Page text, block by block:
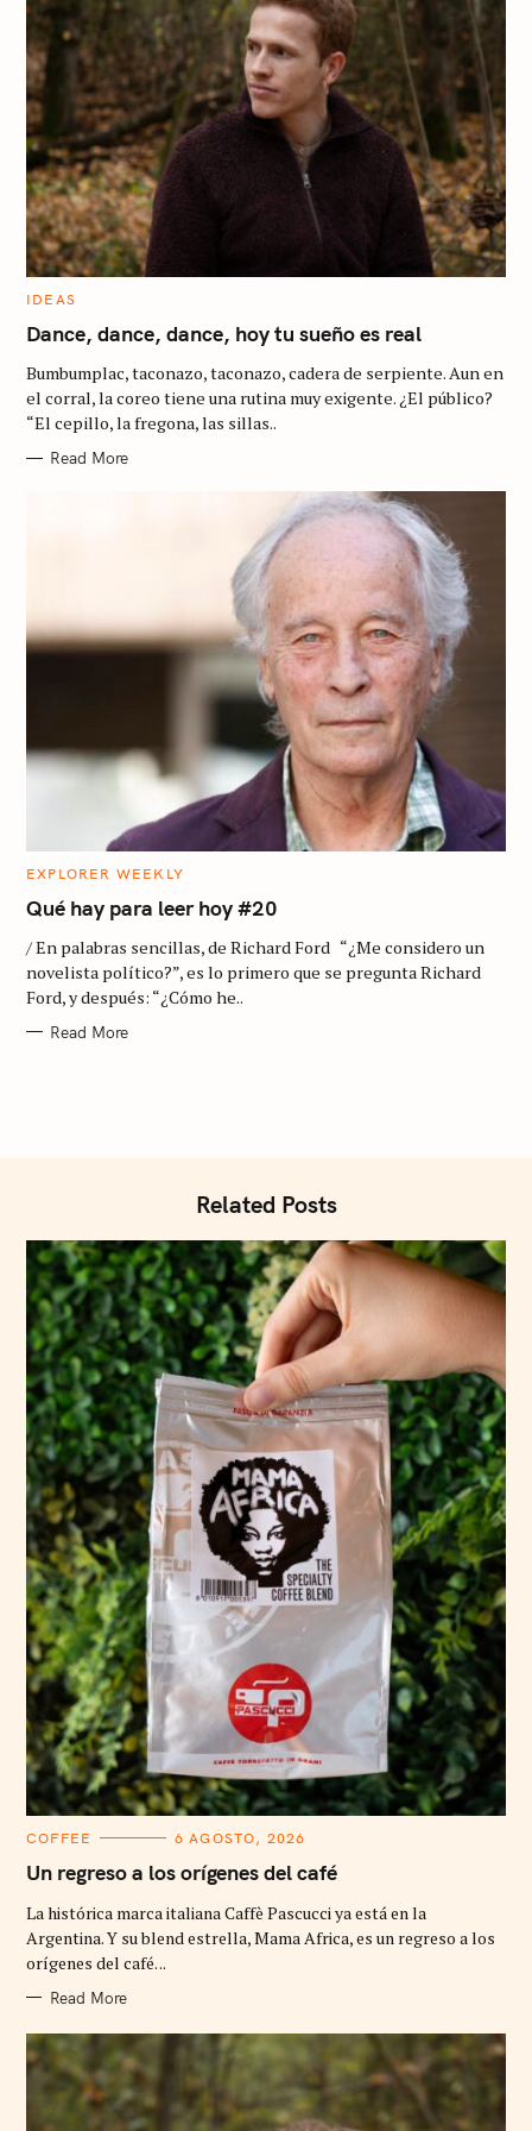
C
T
E
O
R
I
E
IDEAS
Dance, dance, dance, hoy tu sueño es real
Bumbumplac, taconazo, taconazo, cadera de serpiente. Aun en
el corral, la coreo tiene una rutina muy exigente. ¿El público?
“El cepillo, la fregona, las sillas..
Read More
C
T
E
O
I
E
EXPLORER WEEKLY
Qué hay para leer hoy #20
/ En palabras sencillas, de Richard Ford “¿Me considero un
novelista político?”, es lo primero que se pregunta Richard
Ford, y después: “¿Cómo he..
Read More
Related Posts
C
T
E
O
R
I
E
COFFEE 6 AGOSTO, 2026
Un regreso a los orígenes del café
La histórica marca italiana Caffè Pascucci ya está en la
Argentina. Y su blend estrella, Mama Africa, es un regreso a los
orígenes del café. ..
Read More
S
e
f
o